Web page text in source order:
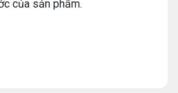
của sản phẩm.